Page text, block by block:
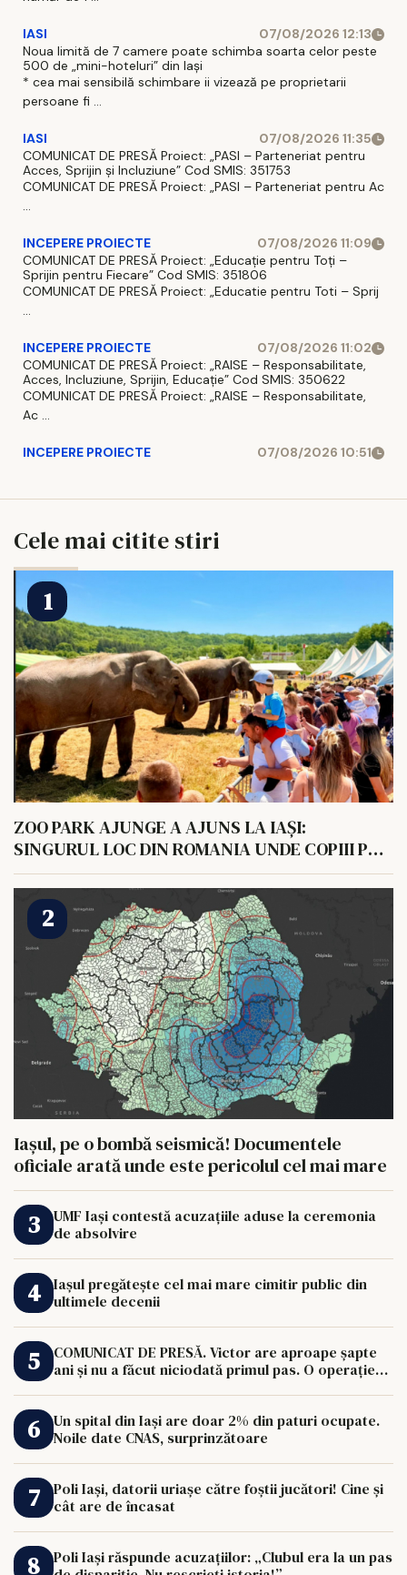
IASI
07/08/2026 12:13
Noua limită de 7 camere poate schimba soarta celor peste
500 de „mini-hoteluri” din Iași
* cea mai sensibilă schimbare ii vizează pe proprietarii
persoane fi ...
IASI
07/08/2026 11:35
COMUNICAT DE PRESĂ Proiect: „PASI – Parteneriat pentru
Acces, Sprijin și Incluziune” Cod SMIS: 351753
COMUNICAT DE PRESĂ Proiect: „PASI – Parteneriat pentru Ac
...
INCEPERE PROIECTE
07/08/2026 11:09
COMUNICAT DE PRESĂ Proiect: „Educație pentru Toți –
Sprijin pentru Fiecare” Cod SMIS: 351806
COMUNICAT DE PRESĂ Proiect: „Educatie pentru Toti – Sprij
...
INCEPERE PROIECTE
07/08/2026 11:02
COMUNICAT DE PRESĂ Proiect: „RAISE – Responsabilitate,
Acces, Incluziune, Sprijin, Educație” Cod SMIS: 350622
COMUNICAT DE PRESĂ Proiect: „RAISE – Responsabilitate,
Ac ...
INCEPERE PROIECTE 07/08/2026 10:51
Cele mai citite stiri
ZOO PARK AJUNGE A AJUNS LA IAȘI:
SINGURUL LOC DIN ROMANIA UNDE COPIII POT
HRANI UN ELEFANT
Iașul, pe o bombă seismică! Documentele
oficiale arată unde este pericolul cel mai mare
UMF Iași contestă acuzațiile aduse la ceremonia
de absolvire
Iașul pregătește cel mai mare cimitir public din
ultimele decenii
COMUNICAT DE PRESĂ. Victor are aproape șapte
ani și nu a făcut niciodată primul pas. O operație
Un spital din Iași are doar 2% din paturi ocupate.
Noile date CNAS, surprinzătoare
Poli Iași, datorii uriașe către foștii jucători! Cine și
cât are de încasat
Poli Iași răspunde acuzațiilor: „Clubul era la un pas